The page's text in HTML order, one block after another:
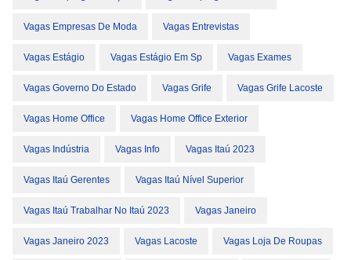
Vagas Empresas De Moda Vagas Entrevistas
Vagas Estágio Vagas Estágio Em Sp Vagas Exames
Vagas Governo Do Estado Vagas Grife Vagas Grife Lacoste
Vagas Home Office Vagas Home Office Exterior
Vagas Indústria Vagas Info Vagas Itaú 2023
Vagas Itaú Gerentes Vagas Itaú Nível Superior
Vagas Itaú Trabalhar No Itaú 2023 Vagas Janeiro
Vagas Janeiro 2023 Vagas Lacoste Vagas Loja De Roupas